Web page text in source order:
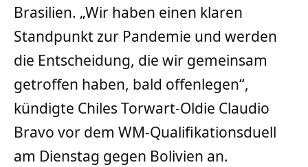
Brasilien. „Wir haben einen klaren
Standpunkt zur Pandemie und werden
die Entscheidung, die wir gemeinsam
getroffen haben, bald offenlegen“,
kündigte Chiles Torwart-Oldie Claudio
Bravo vor dem WM-Qualifikationsduell
am Dienstag gegen Bolivien an.